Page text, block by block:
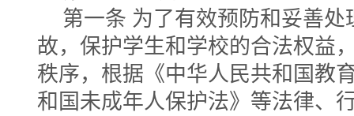
第一条 为了有效预防和妥善处
故，保护学生和学校的合法权益
秩序，根据《中华人民共和国教
和国未成年人保护法》等法律、